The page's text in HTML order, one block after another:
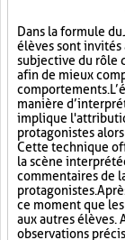
Dans la formule du
élèves sont
subjective du rôle
afin de mieux
comportements.
manière
implique
protagonistes
Cette technique
la scène
commentaires de
protagonistes.
ce moment que
aux autres élèves.
observations